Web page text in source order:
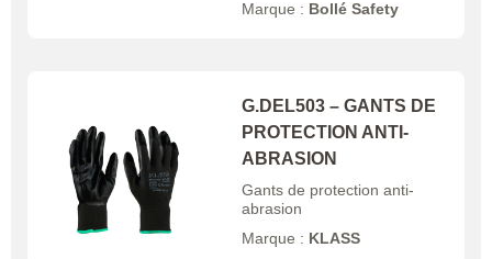
Marque : Bollé Safety
G.DEL503 – GANTS DE
PROTECTION ANTI-
ABRASION
Gants de protection anti-
abrasion
Marque : KLASS